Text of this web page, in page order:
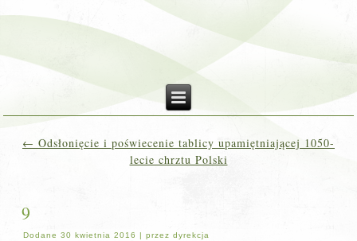
← Odsłonięcie i poświecenie tablicy upamiętniającej 1050-
lecie chrztu Polski
9
Dodane 30 kwietnia 2016 |przez dyrekcja